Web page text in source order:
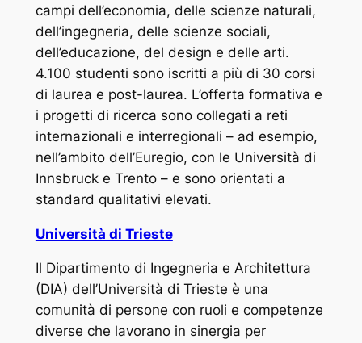
campi dell’economia, delle scienze naturali,
dell’ingegneria, delle scienze sociali,
dell’educazione, del design e delle arti.
4.100 studenti sono iscritti a più di 30 corsi
di laurea e post-laurea. L’offerta formativa e
i progetti di ricerca sono collegati a reti
internazionali e interregionali – ad esempio,
nell’ambito dell’Euregio, con le Università di
Innsbruck e Trento – e sono orientati a
standard qualitativi elevati.
Università di Trieste
Il Dipartimento di Ingegneria e Architettura
(DIA) dell’Università di Trieste è una
comunità di persone con ruoli e competenze
diverse che lavorano in sinergia per